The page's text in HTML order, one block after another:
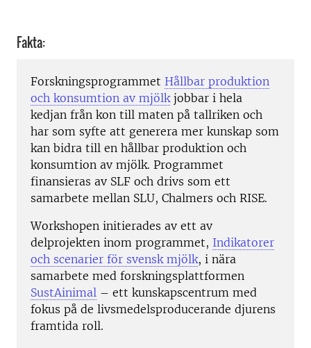
Fakta:
Forskningsprogrammet Hållbar produktion
och konsumtion av mjölkjobbar i hela
kedjan från kon till maten på tallriken och
har som syfte att generera mer kunskap som
kan bidra till en hållbar produktion och
konsumtion av mjölk. Programmet
finansieras av SLF och drivs som ett
samarbete mellan SLU, Chalmers och RISE.
Workshopen initierades av ett av
delprojekten inom programmet, Indikatorer
och scenarier för svensk mjölk, i nära
samarbete med forskningsplattformen
SustAinimal – ett kunskapscentrum med
fokus på de livsmedelsproducerande djurens
framtida roll.